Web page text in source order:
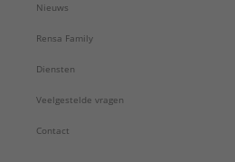
Nieuws
Rensa Family
Diensten
Veelgestelde vragen
Contact